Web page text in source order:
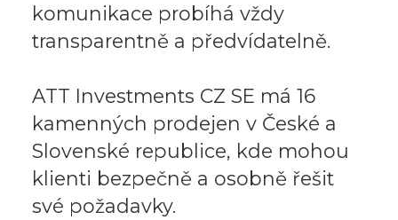
komunikace probíhá vždy
transparentně a předvídatelně.
ATT Investments CZ SE má 16
kamenných prodejen v České a
Slovenské republice, kde mohou
klienti bezpečně a osobně řešit
své požadavky.